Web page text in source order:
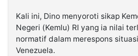
Kali ini, Dino menyoroti sikap
Negeri (Kemlu) RI yang ia nilai
normatif dalam merespons
Venezuela.